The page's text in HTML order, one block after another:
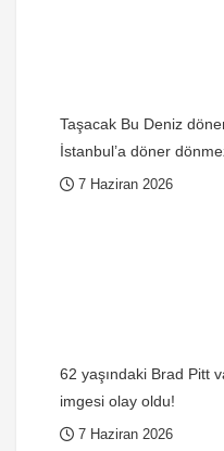
Taşacak Bu Deniz
İstanbul’a döner
7 Haziran 2026
62 yaşındaki Brad Pitt
imgesi olay oldu!
7 Haziran 2026